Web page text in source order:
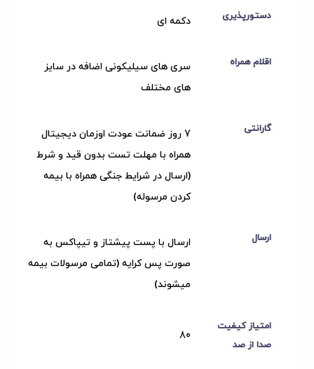
دستورپذیری دکمه ای
اقلام همراه
سری های سیلیکونی اضافه در سایز
های مختلف
گارانتی
7 روز ضمانت عودت اوزمان دیجیتال
همراه با مهلت تست بدون قید و شرط
(ارسال در شرایط جنگی همراه با بیمه
کردن مرسوله)
ارسال
ارسال با پست پیشتاز و تیپاکس به
صورت پس کرایه (تمامی مرسولات بیمه
میشوند)
امتیاز کیفیت
صدا از صد
80